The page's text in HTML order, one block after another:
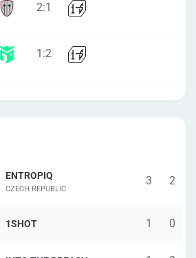
2:1
1 :2
ENTROPIQ
CZECH REPUBLIC
3 2
1SHOT 1 0